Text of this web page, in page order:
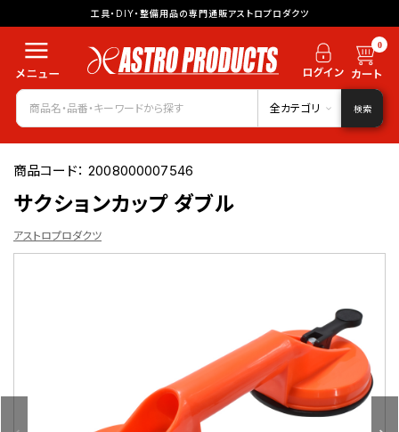
工具・DIY・整備用品の専門通販アストロプロダクツ
0
全カテゴリ 検索
商品コード：2008000007546
サクションカップ ダブル
アストロプロダクツ